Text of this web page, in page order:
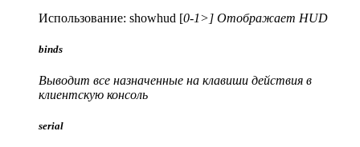
Использование: showhud [0-1>] Отображает HUD
binds
Выводит все назначенные на клавиши действия в
клиентскую консоль
serial